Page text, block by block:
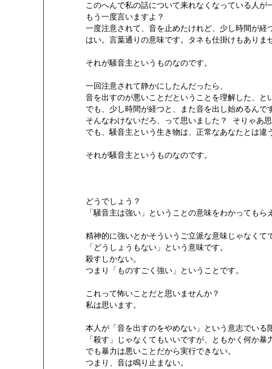
このへんで私の話について来れなくなっている人が
        もう一度言いますよ？
一度注意されて、音を止めたけれど、少し時間が経
はい。言葉通りの意味です。タネも仕掛けもありま
        それが騒音主というものなのです。
        一回注意されて静かにしたんだったら、
音を出すのが悪いことだということを理解した、と
でも、少し時間が経つと、また音を出し始めるんで
そんなわけないだろ、って思いました？ そりゃあ
でも、騒音主という生き物は、正常なあなたとは違
        それが騒音主というものなのです。
        どうでしょう？
「騒音主は強い」ということの意味をわかってもら
精神的に強いとかそういうご立派な意味じゃなくて
        「どうしょうもない」という意味です。
        殺すしかない。
        つまり「ものすごく強い」ということです。
        これって怖いことだと思いませんか？
        私は思います。
本人が「音を出すのをやめない」という意志でいる
「殺す」じゃなくてもいいですが、ともかく何か暴
        でも暴力は悪いことだから実行できない。
        つまり、音は鳴り止まない。